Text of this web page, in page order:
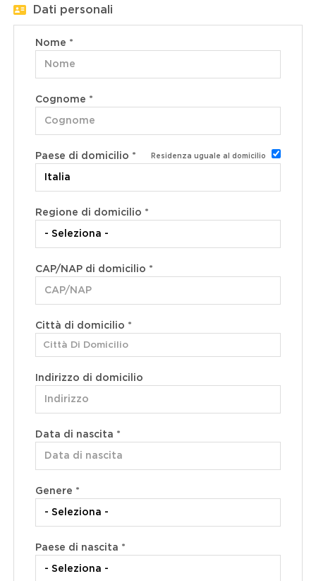
Dati personali
Nome *
Cognome *
Paese di domicilio * Residenza uguale al domicilio
Regione di domicilio *
CAP/NAP di domicilio *
Città di domicilio *
Città Di Domicilio
Indirizzo di domicilio
Paese di residenza *
Regione/Cantone di residenza *
CAP/NAP di residenza
Data di nascita *
Genere *
Paese di nascita *